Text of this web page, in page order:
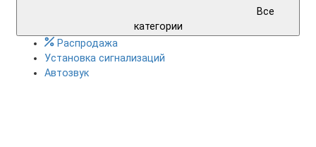
Все
категории
Распродажа
Установка сигнализаций
Автозвук